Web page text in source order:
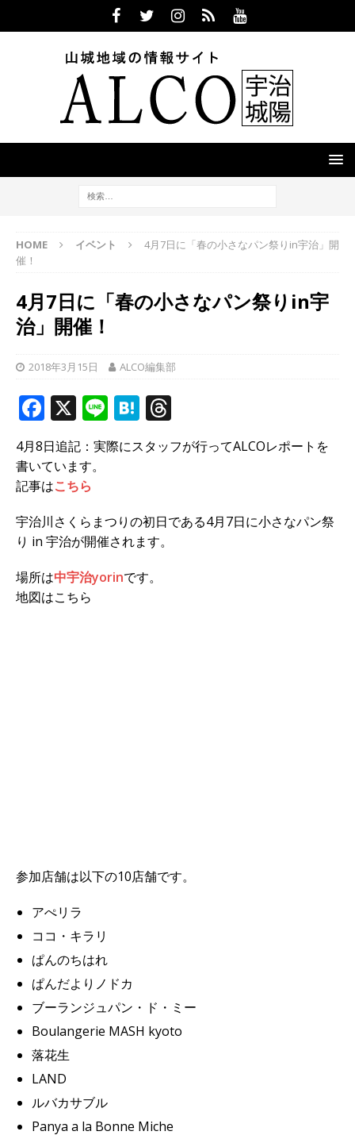
HOME イベント
4月7日に「春の小さなパン祭りin宇治」開
催！
4月7日に「春の小さなパン祭りin宇
治」開催！
2018年3月15日 ALCO編集部
F
a
c
e
b
o
k
X Li
n
e
H
at
e
a
h
r
a
d
4月8日追記：実際にスタッフが行ってALCOレポートを
書いています。
記事はこちら
宇治川さくらまつりの初日である4月7日に小さなパン祭
り in 宇治が開催されます。
場所は中宇治yorinです。
地図はこちら
参加店舗は以下の10店舗です。
アぺリラ
ココ・キラリ
ぱんのちはれ
ぱんだよりノドカ
ブーランジュパン・ド・ミー
Boulangerie MASH kyoto
落花生
LAND
ルバカサブル
Panya a la Bonne Miche